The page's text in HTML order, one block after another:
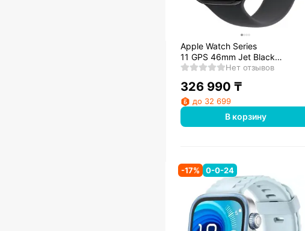
Apple Watch Series
11 GPS 46mm Jet Black
Aluminium Case with Black Sport
Нет отзывов
326 990 ₸
до 32 699
В корзину
-17% 0-0-24